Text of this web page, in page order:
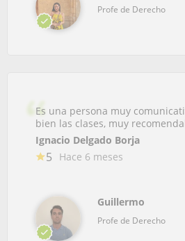
Profe de Derecho
Es una persona muy
bien las clases, muy
Ignacio Delgado Borja
5 Hace 6 meses
Guillermo
Profe de Derecho